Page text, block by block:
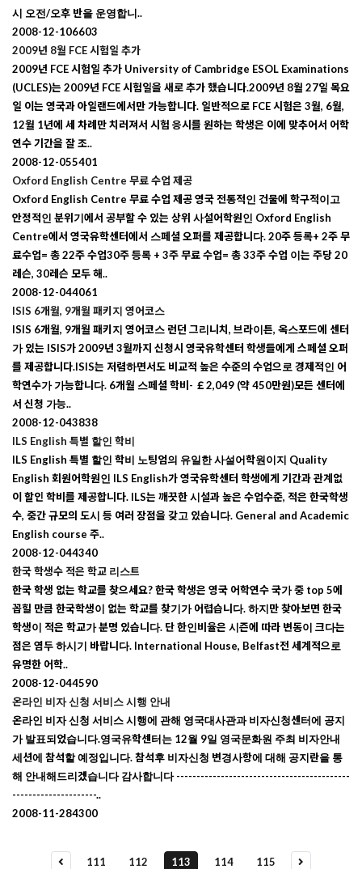
시 오전/오후 반을 운영합니..
2008-12-106603
2009년 8월 FCE 시험일 추가
2009년 FCE 시험일 추가 University of Cambridge ESOL Examinations
(UCLES)는 2009년 FCE 시험일을 새로 추가 했습니다.2009년 8월 27일 목요
일 이는 영국과 아일랜드에서만 가능합니다. 일반적으로 FCE 시험은 3월, 6월,
12월 1년에 세 차례만 치러져서 시험 응시를 원하는 학생은 이에 맞추어서 어학
연수 기간을 잘 조..
2008-12-055401
Oxford English Centre 무료 수업 제공
Oxford English Centre 무료 수업 제공 영국 전통적인 건물에 학구적이고
안정적인 분위기에서 공부할 수 있는 상위 사설어학원인 Oxford English
Centre에서 영국유학센터에서 스페셜 오퍼를 제공합니다. 20주 등록+ 2주 무
료수업= 총 22주 수업30주 등록 + 3주 무료 수업= 총 33주 수업 이는 주당 20
레슨, 30레슨 모두 해..
2008-12-044061
ISIS 6개월, 9개월 패키지 영어코스
ISIS 6개월, 9개월 패키지 영어코스 런던 그리니치, 브라이튼, 옥스포드에 센터
가 있는 ISIS가 2009년 3월까지 신청시 영국유학센터 학생들에게 스페셜 오퍼
를 제공합니다.ISIS는 저렴하면서도 비교적 높은 수준의 수업으로 경제적인 어
학연수가 가능합니다. 6개월 스페셜 학비- ￡2,049 (약 450만원)모든 센터에
서 신청 가능..
2008-12-043838
ILS English 특별 할인 학비
ILS English 특별 할인 학비 노팅엄의 유일한 사설어학원이지 Quality
English 회원어학원인 ILS English가 영국유학센터 학생에게 기간과 관계없
이 할인 학비를 제공합니다. ILS는 깨끗한 시설과 높은 수업수준, 적은 한국학생
수, 중간 규모의 도시 등 여러 장점을 갖고 있습니다. General and Academic
English course 주..
2008-12-044340
한국 학생수 적은 학교 리스트
한국 학생 없는 학교를 찾으세요? 한국 학생은 영국 어학연수 국가 중 top 5에
꼽힐 만큼 한국학생이 없는 학교를 찾기가 어렵습니다. 하지만 찾아보면 한국
학생이 적은 학교가 분명 있습니다. 단 한인비율은 시즌에 따라 변동이 크다는
점은 염두 하시기 바랍니다. International House, Belfast전 세계적으로
유명한 어학..
2008-12-044590
온라인 비자 신청 서비스 시행 안내
온라인 비자 신청 서비스 시행에 관해 영국대사관과 비자신청센터에 공지
가 발표되었습니다.영국유학센터는 12월 9일 영국문화원 주최 비자안내
세션에 참석할 예정입니다. 참석후 비자신청 변경사항에 대해 공지란을 통
해 안내해드리겠습니다 감사합니다 -------------------------------------------
---------------------..
2008-11-284300
111 112 113 114 115